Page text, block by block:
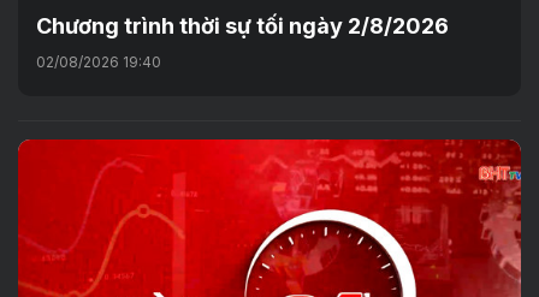
Chương trình thời sự tối ngày 2/8/2026
02/08/2026 19:40